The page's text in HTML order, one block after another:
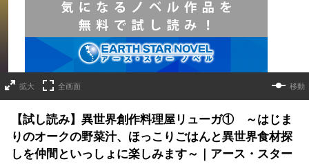
拡大 全画面 移動
【試し読み】異世界創作料理屋リューガ① ～はじま
りのオークの野菜汁、ほっこりごはんと異世界食材探
しを仲間といっしょに楽しみます～｜アース・スター